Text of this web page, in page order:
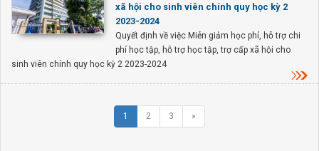
xã hội cho sinh viên chính quy học kỳ 2
2023-2024
Quyết định về việc Miễn giảm học phí, hỗ trợ chi
phí học tập, hỗ trợ học tập, trợ cấp xã hội cho
sinh viên chính quy học kỳ 2 2023-2024
1 2 3 »